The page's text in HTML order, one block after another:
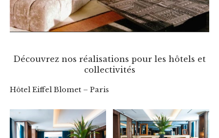
Découvrez nos réalisations pour les hôtels et
collectivités
Hôtel Eiffel Blomet – Paris